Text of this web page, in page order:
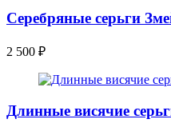
Серебряные серьги
2 500 ₽
Длинные висячие